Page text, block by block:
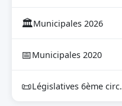
🏛Municipales 2026
📅Municipales 2020
📜Législatives 6ème circ.